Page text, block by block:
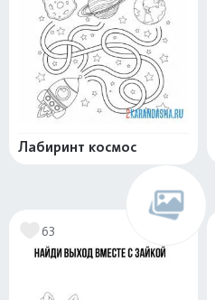
Лабиринт космос
63